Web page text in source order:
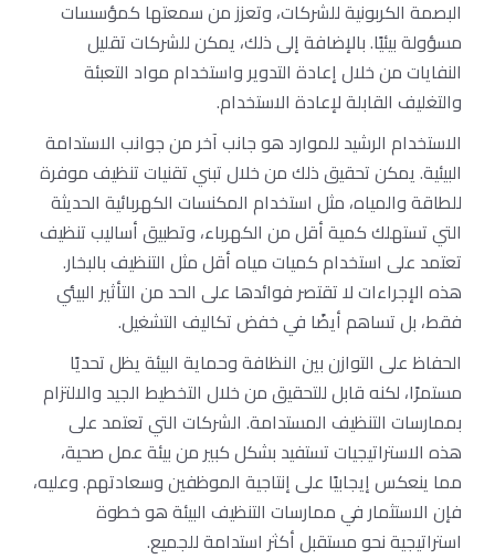
البصمة الكربونية للشركات، وتعزز من سمعتها كمؤسسات
مسؤولة بيئيًا. بالإضافة إلى ذلك، يمكن للشركات تقليل
النفايات من خلال إعادة التدوير واستخدام مواد التعبئة
والتغليف القابلة لإعادة الاستخدام.
الاستخدام الرشيد للموارد هو جانب آخر من جوانب الاستدامة
البيئية. يمكن تحقيق ذلك من خلال تبني تقنيات تنظيف موفرة
للطاقة والمياه، مثل استخدام المكنسات الكهربائية الحديثة
التي تستهلك كمية أقل من الكهرباء، وتطبيق أساليب تنظيف
تعتمد على استخدام كميات مياه أقل مثل التنظيف بالبخار.
هذه الإجراءات لا تقتصر فوائدها على الحد من التأثير البيئي
فقط، بل تساهم أيضًا في خفض تكاليف التشغيل.
الحفاظ على التوازن بين النظافة وحماية البيئة يظل تحديًا
مستمرًا، لكنه قابل للتحقيق من خلال التخطيط الجيد والالتزام
بممارسات التنظيف المستدامة. الشركات التي تعتمد على
هذه الاستراتيجيات تستفيد بشكل كبير من بيئة عمل صحية،
مما ينعكس إيجابيًا على إنتاجية الموظفين وسعادتهم. وعليه،
فإن الاستثمار في ممارسات التنظيف البيئة هو خطوة
استراتيجية نحو مستقبل أكثر استدامة للجميع.